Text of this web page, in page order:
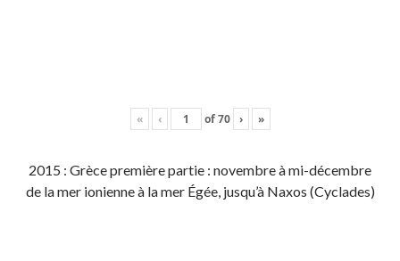
« ‹ of70 › »
2015 : Grèce première partie : novembre à mi-décembre
de la mer ionienne à la mer Égée, jusqu’à Naxos (Cyclades)